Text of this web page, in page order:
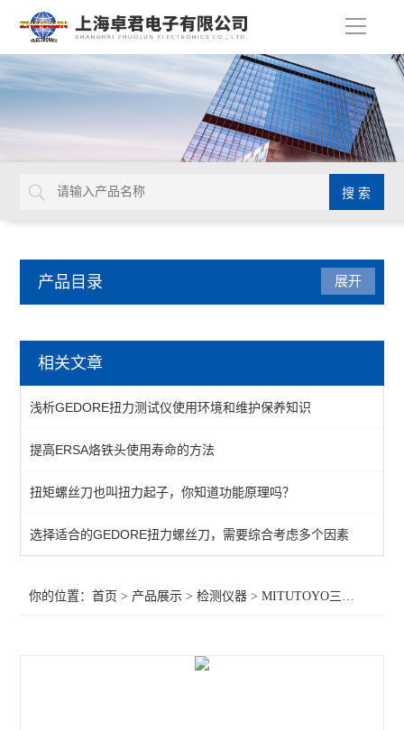
导
产品目录
表面抵抗计
KANETEC高斯计
SIMCO测试仪
日本三丰千分表
MITUTOYO三丰
展开
相关文章
浅析GEDORE扭力测试仪使用环境和维护保养知识
提高ERSA烙铁头使用寿命的方法
扭矩螺丝刀也叫扭力起子，你知道功能原理吗？
选择适合的GEDORE扭力螺丝刀，需要综合考虑多个因素
你的位置：首页 > 产品展示 >检测仪器 >MITUTOYO三丰